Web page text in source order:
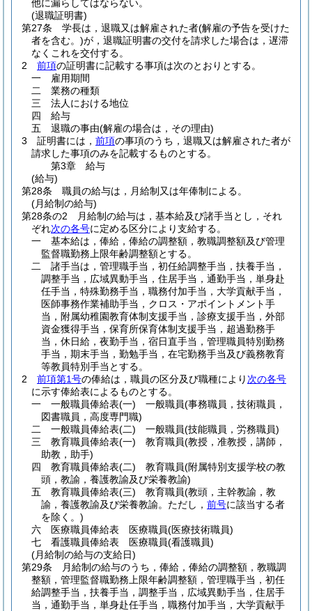
他に漏らしてはならない。
(退職証明書)
第27条
学長は，退職又は解雇された者(解雇の予告を受けた
者を含む。)が，退職証明書の交付を請求した場合は，遅滞
なくこれを交付する。
2
前項の証明書に記載する事項は次のとおりとする。
一
雇用期間
二
業務の種類
三
法人における地位
四
給与
五
退職の事由(解雇の場合は，その理由)
3
証明書には， 前項の事項のうち，退職又は解雇された者が
請求した事項のみを記載するものとする。
第3章
給与
(給与)
第28条
職員の給与は，月給制又は年俸制による。
(月給制の給与)
第28条の2
月給制の給与は，基本給及び諸手当とし，それ
ぞれ次の各号に定める区分により支給する。
一
基本給は，俸給，俸給の調整額，教職調整額及び管理
監督職勤務上限年齢調整額とする。
二
諸手当は，管理職手当，初任給調整手当，扶養手当，
調整手当，広域異動手当，住居手当，通勤手当，単身赴
任手当，特殊勤務手当，職務付加手当，大学貢献手当，
医師事務作業補助手当，クロス・アポイントメント手
当，附属幼稚園教育体制支援手当，診療支援手当，外部
資金獲得手当，保育所保育体制支援手当，超過勤務手
当，休日給，夜勤手当，宿日直手当，管理職員特別勤務
手当，期末手当，勤勉手当，在宅勤務手当及び義務教育
等教員特別手当とする。
2
前項第1号の俸給は，職員の区分及び職種により 次の各号
に示す俸給表によるものとする。
一
一般職員俸給表(一) 一般職員(事務職員，技術職員，
図書職員，高度専門職)
二
一般職員俸給表(二) 一般職員(技能職員，労務職員)
三
教育職員俸給表(一) 教育職員(教授，准教授，講師，
助教，助手)
四
教育職員俸給表(二) 教育職員(附属特別支援学校の教
頭，教諭，養護教諭及び栄養教諭)
五
教育職員俸給表(三) 教育職員(教頭，主幹教諭，教
諭，養護教諭及び栄養教諭。ただし， 前号に該当する者
を除く。)
六
医療職員俸給表 医療職員(医療技術職員)
七
看護職員俸給表 医療職員(看護職員)
(月給制の給与の支給日)
第29条
月給制の給与のうち，俸給，俸給の調整額，教職調
整額，管理監督職勤務上限年齢調整額，管理職手当，初任
給調整手当，扶養手当，調整手当，広域異動手当，住居手
当，通勤手当，単身赴任手当，職務付加手当，大学貢献手